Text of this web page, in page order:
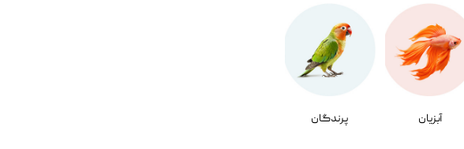
آبزیان پرندگان